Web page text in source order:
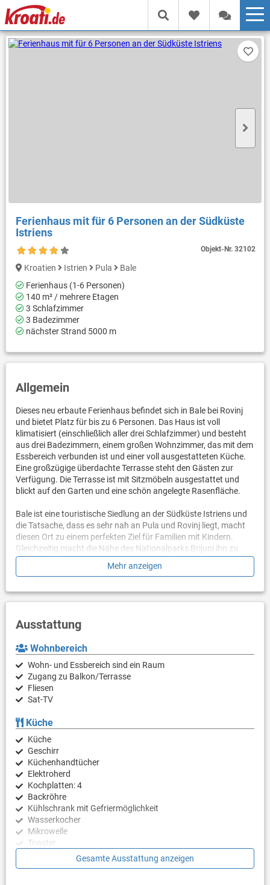
Ferienhaus mit für 6 Personen an der Südküste
Istriens
Objekt-Nr.32102
Kroatien Istrien Pula
Bale
Ferienhaus (1-6 Personen)
140 m² / mehrere Etagen
3 Schlafzimmer
3 Badezimmer
nächster Strand 5000 m
Allgemein
Dieses neu erbaute Ferienhaus befindet sich in Bale bei Rovinj
und bietet Platz für bis zu 6 Personen. Das Haus ist voll
klimatisiert (einschließlich aller drei Schlafzimmer) und besteht
aus drei Badezimmern, einem großen Wohnzimmer, das mit dem
Essbereich verbunden ist und einer voll ausgestatteten Küche.
Eine großzügige überdachte Terrasse steht den Gästen zur
Verfügung. Die Terrasse ist mit Sitzmöbeln ausgestattet und
blickt auf den Garten und eine schön angelegte Rasenfläche.
Bale ist eine touristische Siedlung an der Südküste Istriens und
die Tatsache, dass es sehr nah an Pula und Rovinj liegt, macht
diesen Ort zu einem perfekten Ziel für Familien mit Kindern.
Gleichzeitig macht die Nähe des Nationalparks Brijuni ihn zu
einem attraktiven Touristenziel. Der erste Strand befindet sich 5
km entfernt in einem Touristenlager unter dem Namen "Mon
Mehr anzeigen
Ausstattung
Wohnbereich
Wohn- und Essbereich sind ein Raum
Zugang zu Balkon/Terrasse
Fliesen
Sat-TV
Küche
Küche
Geschirr
Küchenhandtücher
Elektroherd
Kochplatten: 4
Backröhre
Kühlschrank mit Gefriermöglichkeit
Wasserkocher
Mikrowelle
Toaster
GeschirrspülmaschineGesamte Ausstattung anzeigen